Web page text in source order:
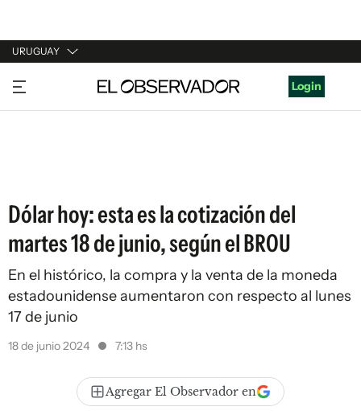
URUGUAY
URUGUAY
ARGENTINA
Login
Dólar hoy: esta es la cotización del
martes 18 de junio, según el BROU
En el histórico, la compra y la venta de la moneda
estadounidense aumentaron con respecto al lunes
17 de junio
18 de junio 2024 7:13 hs
Agregar El Observador en